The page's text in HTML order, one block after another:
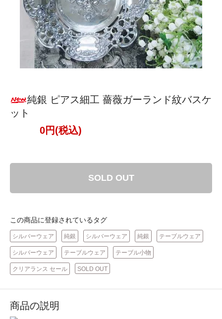
純銀 ピアス細工 薔薇ガーランド紋バスケ
ット
0円(税込)
SOLD OUT
この商品に登録されているタグ
シルバーウェア 純銀 シルバーウェア 純銀 テーブルウェア
シルバーウェア テーブルウェア テーブル小物
クリアランス セール SOLD OUT
商品の説明